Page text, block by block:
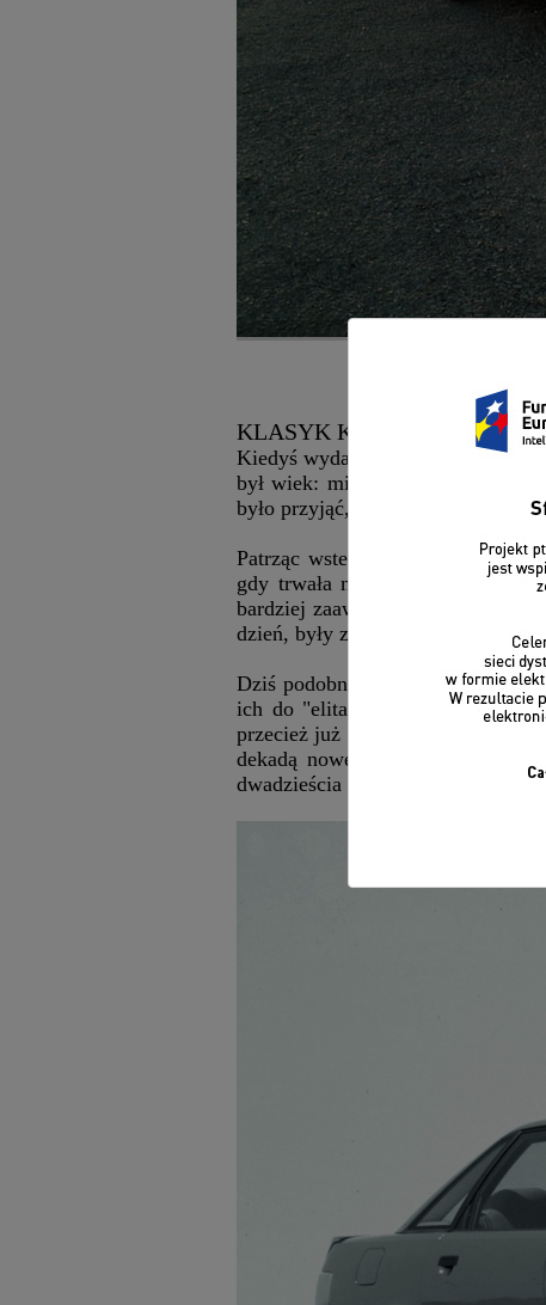
KLASYK KONTRA PLASTIK
Kiedyś wydawało się to prostsze
był wiek: minimum 25 lat. (Dziś,
było przyjąć, że auto spełniające
Patrząc wstecz, na początki
gdy trwała nieformalna wojna
bardziej zaawansowanej
dzień, były zbyt "nowoczesne".
Dziś podobnie traktuje się
ich do "elitarnego grona
przecież już nie nowych
dekadą nowego milenium?
dwadzieścia lat.